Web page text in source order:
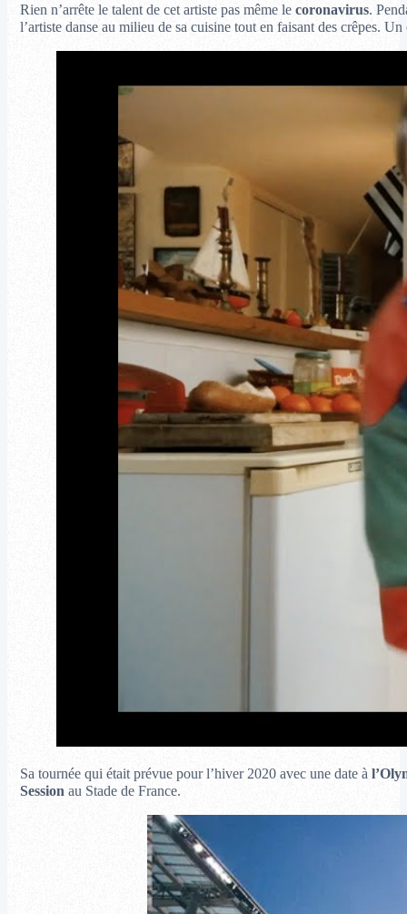
Rien n’arrête le talent de cet artiste pas même le coronavirus.
l’artiste danse au milieu de sa cuisine tout en faisant des crêpes.
Sa tournée qui était prévue pour l’hiver 2020 avec une date à
Session au Stade de France.